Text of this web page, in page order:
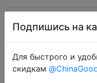
Подпишись на
Для быстрого и
скидкам